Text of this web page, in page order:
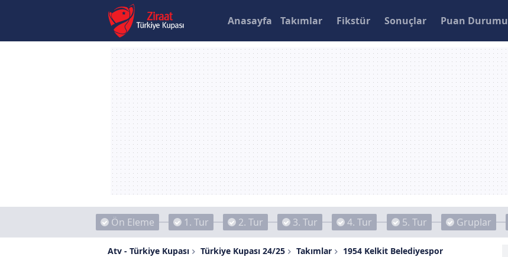
Anasayfa Takımlar Fikstür Sonuçlar Puan Durumu
Ön Eleme 1. Tur 2. Tur 3. Tur 4. Tur 5. Tur Gruplar
Atv - Türkiye Kupası Türkiye Kupası 24/25 Takımlar 1954 Kelkit Belediyespor